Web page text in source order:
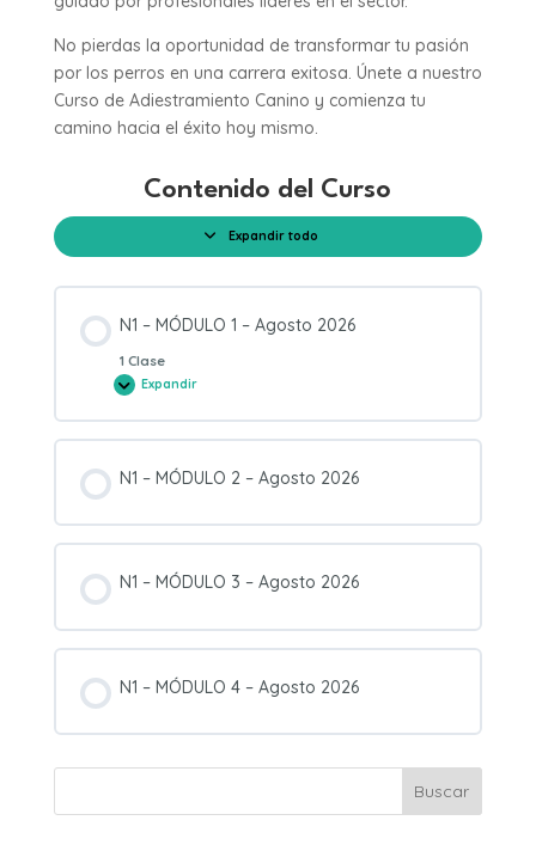
No pierdas la oportunidad de transformar tu pasión
por los perros en una carrera exitosa. Únete a nuestro
Curso de Adiestramiento Canino y comienza tu
camino hacia el éxito hoy mismo.
Contenido del Curso
Expandir todo
Módulos
N1 – MÓDULO 1 – Agosto 2026
1 Clase
Expandir
N1
MÓDULO
1
Agosto
2026
N1 – MÓDULO 2 – Agosto 2026
N1 – MÓDULO 3 – Agosto 2026
N1 – MÓDULO 4 – Agosto 2026
Buscar